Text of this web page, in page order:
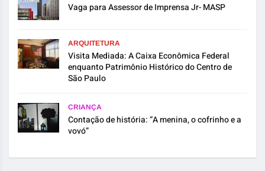
Vaga para Assessor de Imprensa Jr- MASP
ARQUITETURA
Visita Mediada: A Caixa Econômica Federal
enquanto Patrimônio Histórico do Centro de
São Paulo
CRIANÇA
Contação de história: “A menina, o cofrinho e a
vovó”